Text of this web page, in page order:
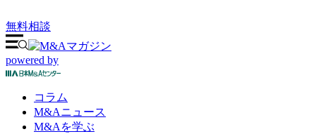
無料相談
powered by
コラム
M&Aニュース
M&Aを学ぶ